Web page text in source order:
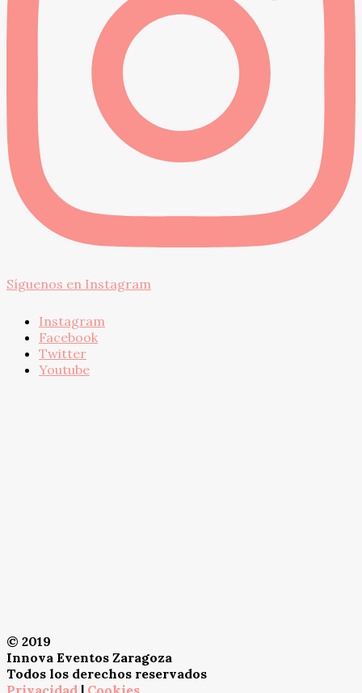
Síguenos en Instagram
Instagram
Facebook
Twitter
Youtube
© 2019
Innova Eventos Zaragoza
Todos los derechos reservados
Privacidad | Cookies